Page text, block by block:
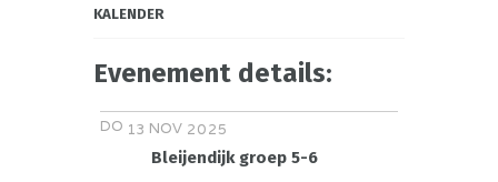
KALENDER
Evenement details:
DO 13 NOV 2025
Bleijendijk groep 5-6